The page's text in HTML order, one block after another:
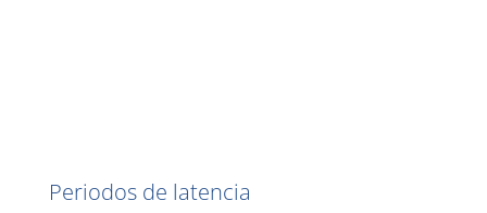
Periodos de latencia